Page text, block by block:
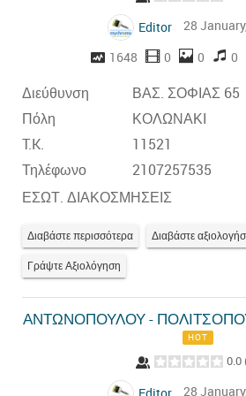
Editor
28
1648
0 0 0
Διεύθυνση
ΒΑΣ. ΣΟΦΙΑΣ 65
Πόλη
ΚΟΛΩΝΑΚΙ
T.K.
11521
Τηλέφωνο
2107257535
ΕΣΩΤ. ΔΙΑΚΟΣΜΗΣΕΙΣ
Διαβάστε περισσότερα Διαβάστε
Γράψτε Αξιολόγηση
ΑΝΤΩΝΟΠΟΥΛΟΥ -
HOT
0.0
28